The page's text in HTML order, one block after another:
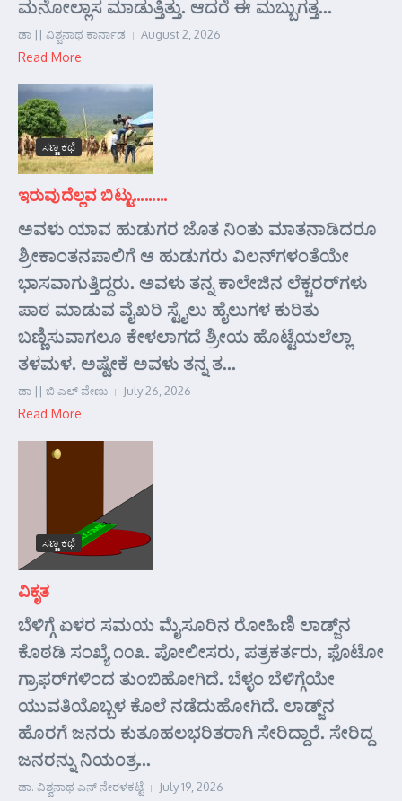
ಮನೋಲ್ಲಾಸ ಮಾಡುತ್ತಿತ್ತು. ಆದರೆ ಈ ಮಬ್ಬುಗತ್ತ...
ಡಾ || ವಿಶ್ವನಾಥ ಕಾರ್ನಾಡ August 2, 2026
Read More
ಸಣ್ಣ ಕಥೆ
ಇರುವುದೆಲ್ಲವ ಬಿಟ್ಟು………
ಅವಳು ಯಾವ ಹುಡುಗರ ಜೊತ ನಿಂತು ಮಾತನಾಡಿದರೂ
ಶ್ರೀಕಾಂತನಪಾಲಿಗೆ ಆ ಹುಡುಗರು ವಿಲನ್‌ಗಳಂತೆಯೇ
ಭಾಸವಾಗುತ್ತಿದ್ದರು. ಅವಳು ತನ್ನ ಕಾಲೇಜಿನ ಲೆಕ್ಚರರ್‌ಗಳು
ಪಾಠ ಮಾಡುವ ವೈಖರಿ ಸ್ಟೈಲು ಹೈಲುಗಳ ಕುರಿತು
ಬಣ್ಣಿಸುವಾಗಲೂ ಕೇಳಲಾಗದೆ ಶ್ರೀಯ ಹೊಟ್ಟೆಯಲೆಲ್ಲಾ
ತಳಮಳ. ಅಷ್ಟೇಕೆ ಅವಳು ತನ್ನ ತ...
ಡಾ || ಬಿ ಎಲ್ ವೇಣು July 26, 2026
Read More
ಸಣ್ಣ ಕಥೆ
ವಿಕೃತ
ಬೆಳಿಗ್ಗೆ ಏಳರ ಸಮಯ ಮೈಸೂರಿನ ರೋಹಿಣಿ ಲಾಡ್ಜ್‌ನ
ಕೊಠಡಿ ಸಂಖ್ಯೆ ೧೦೩. ಪೋಲೀಸರು, ಪತ್ರಕರ್ತರು, ಫೊಟೋ
ಗ್ರಾಫರ್‌ಗಳಿಂದ ತುಂಬಿಹೋಗಿದೆ. ಬೆಳ್ಳಂ ಬೆಳಿಗ್ಗೆಯೇ
ಯುವತಿಯೊಬ್ಬಳ ಕೊಲೆ ನಡೆದುಹೋಗಿದೆ. ಲಾಡ್ಜ್‌ನ
ಹೊರಗೆ ಜನರು ಕುತೂಹಲಭರಿತರಾಗಿ ಸೇರಿದ್ದಾರೆ. ಸೇರಿದ್ದ
ಜನರನ್ನು ನಿಯಂತ್ರ...
ಡಾ. ವಿಶ್ವನಾಥ ಎನ್ ನೇರಳಕಟ್ಟೆ July 19, 2026